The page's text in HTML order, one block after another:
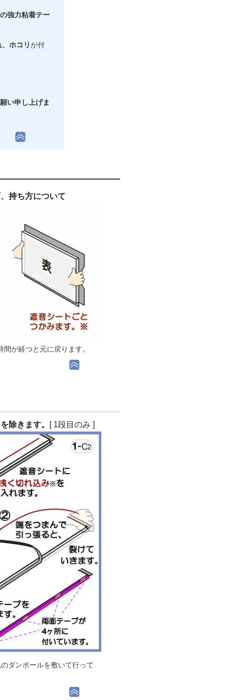
強力粘着テー
ホコリが付
い申し上げま
持ち方について
が経つと元に戻ります。
除きます。 [ 1段目のみ ]
ダンボールを敷いて行って